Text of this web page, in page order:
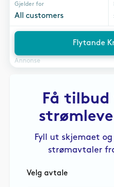
Gjelder for
All customers
Flytande
Annonse
Få
Fyll ut skjemaet
strømavtaler
Velg avtale